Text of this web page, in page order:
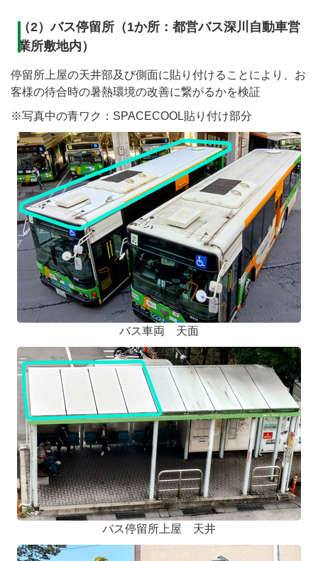
（2）バス停留所（1か所：都営バス深川自動車営
業所敷地内）
停留所上屋の天井部及び側面に貼り付けることにより、お
客様の待合時の暑熱環境の改善に繋がるかを検証
※写真中の青ワク：SPACECOOL貼り付け部分
バス車両 天面
バス停留所上屋 天井